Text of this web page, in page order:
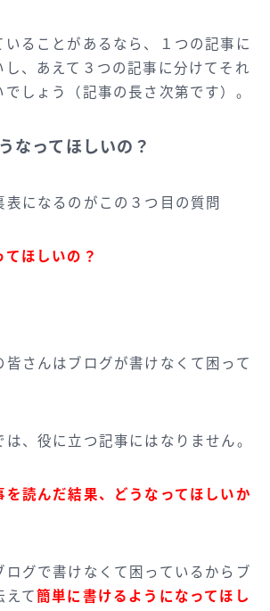
いることがあるなら、１つの記事に
し、あえて３つの記事に分けてそれ
しょう（記事の長さ次第です）。
なってほしいの？
表になるのがこの３つ目の質問
ほしいの？
皆さんはブログが書けなくて困って
は、役に立つ記事にはなりません。
を読んだ結果、どうなってほしいか
ログで書けなくて困っているからブ
えて簡単に書けるようになってほし